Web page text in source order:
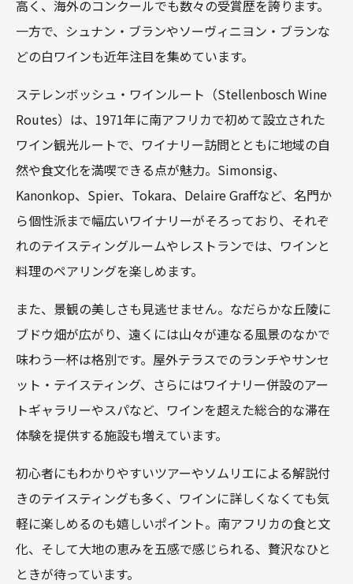
高く、海外のコンクールでも数々の受賞歴を誇ります。
一方で、シュナン・ブランやソーヴィニヨン・ブランな
どの白ワインも近年注目を集めています。
ステレンボッシュ・ワインルート（Stellenbosch Wine
Routes）は、1971年に南アフリカで初めて設立された
ワイン観光ルートで、ワイナリー訪問とともに地域の自
然や食文化を満喫できる点が魅力。Simonsig、
Kanonkop、Spier、Tokara、Delaire Graffなど、名門か
ら個性派まで幅広いワイナリーがそろっており、それぞ
れのテイスティングルームやレストランでは、ワインと
料理のペアリングを楽しめます。
また、景観の美しさも見逃せません。なだらかな丘陵に
ブドウ畑が広がり、遠くには山々が連なる風景のなかで
味わう一杯は格別です。屋外テラスでのランチやサンセ
ット・テイスティング、さらにはワイナリー併設のアー
トギャラリーやスパなど、ワインを超えた総合的な滞在
体験を提供する施設も増えています。
初心者にもわかりやすいツアーやソムリエによる解説付
きのテイスティングも多く、ワインに詳しくなくても気
軽に楽しめるのも嬉しいポイント。南アフリカの食と文
化、そして大地の恵みを五感で感じられる、贅沢なひと
ときが待っています。